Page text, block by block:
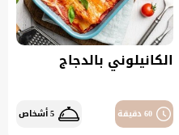
الكانيلوني بالدجاج
60 دقيقة 5 أشخاص